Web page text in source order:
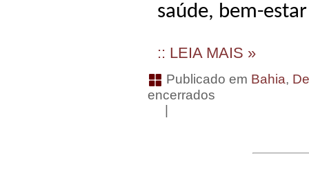
saúde, bem-
:: LEIA MAIS »
Publicado em Bahia,
encerrados
|